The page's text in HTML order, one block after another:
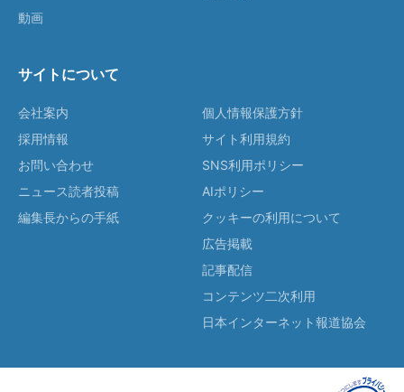
動画
サイトについて
会社案内
採用情報
お問い合わせ
ニュース読者投稿
編集長からの手紙
個人情報保護方針
サイト利用規約
SNS利用ポリシー
AIポリシー
クッキーの利用について
広告掲載
記事配信
コンテンツ二次利用
日本インターネット報道協会